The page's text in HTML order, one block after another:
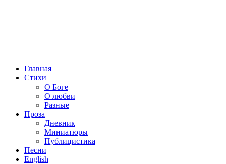
Главная
Стихи
О Боге
О любви
Разные
Проза
Дневник
Миниатюры
Публицистика
Песни
English